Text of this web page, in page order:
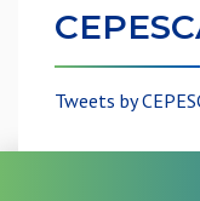
Tweets by